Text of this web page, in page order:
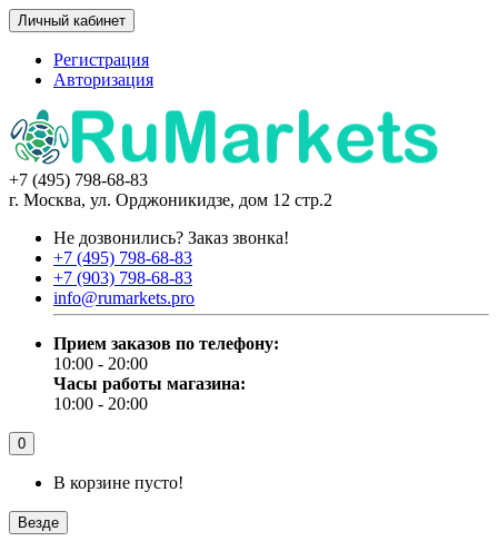
Личный кабинет
Регистрация
Авторизация
+7 (495) 798-68-83
г. Москва, ул. Орджоникидзе, дом 12 стр.2
Не дозвонились? Заказ звонка!
+7 (495) 798-68-83
+7 (903) 798-68-83
info@rumarkets.pro
Прием заказов по телефону:
10:00 - 20:00
Часы работы магазина:
10:00 - 20:00
0
В корзине пусто!
Везде